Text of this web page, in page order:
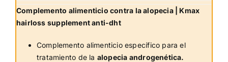
Complemento alimenticio contra la alopecia | Kmax
hairloss supplement anti-dht
Complemento alimenticio específico para el
tratamiento de la alopecia androgenética.